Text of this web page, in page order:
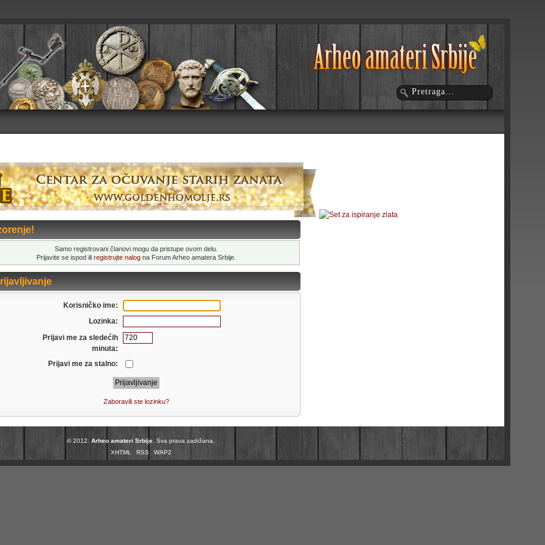
Samo registrovani članovi mogu da pristupe ovom delu.
Prijavite se ispod ili registrujte nalog na Forum Arheo amatera Srbije.
Korisničko ime:
Lozinka:
Prijavi me za sledećih
minuta:
Prijavi me za stalno:
Zaboravili ste lozinku?
© 2012. Arheo amateri Srbije. Sva prava zadržana.
XHTML
RSS WAP2